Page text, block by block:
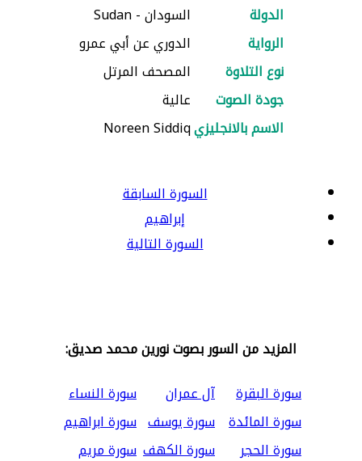
الدولة
السودان - Sudan
الرواية
الدوري عن أبي عمرو
نوع التلاوة
المصحف المرتل
جودة الصوت
عالية
الاسم بالانجليزيNoreen Siddiq
السورة السابقة
إبراهيم
السورة التالية
المزيد من السور بصوت نورين محمد صديق:
سورة البقرة
آل عمران
سورة النساء
سورة المائدة سورة يوسف سورة ابراهيم
سورة الحجر
سورة الكهف سورة مريم